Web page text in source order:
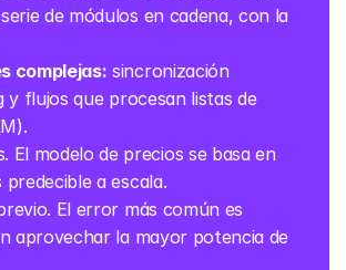
de módulos en cadena, con la
complejas: sincronización
flujos que procesan listas de
El modelo de precios se basa en
a escala.
El error más común es
aprovechar la mayor potencia de